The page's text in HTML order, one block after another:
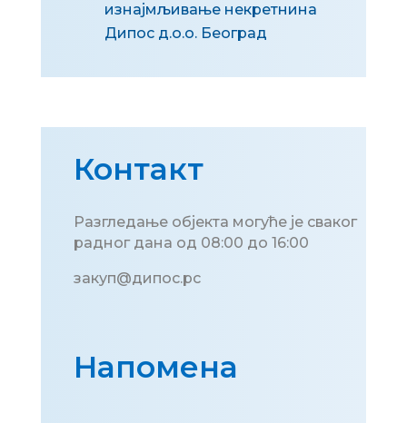
изнајмљивање некретнина
Дипос д.о.о. Београд
Контакт
Разгледање објекта могуће је сваког
радног дана од 08:00 до 16:00
закуп@дипос.рс
Напомена